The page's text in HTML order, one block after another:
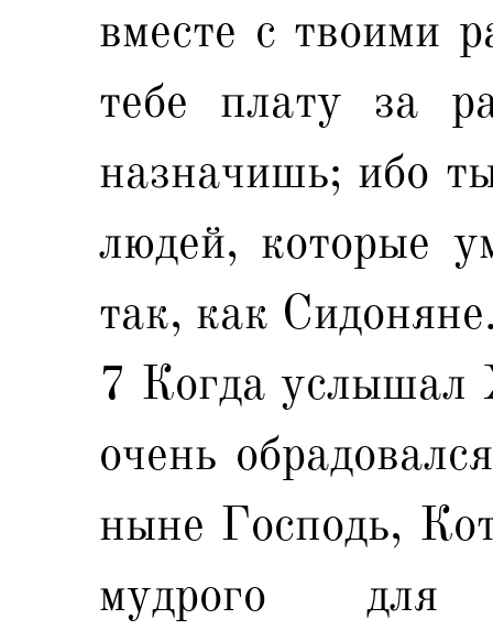
вместе с твоими
тебе плату за
назначишь; ибо
людей, которые
так, как
7 Когда услышал
очень
ныне Господь,
мудрого для